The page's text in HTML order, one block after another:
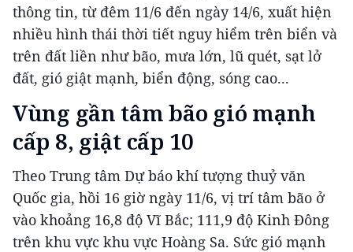
thông tin, từ đêm 11/6 đến ngày 14/6, xuất hiện
nhiều hình thái thời tiết nguy hiểm trên biển và
trên đất liền như bão, mưa lớn, lũ quét, sạt lở
đất, gió giật mạnh, biển động, sóng cao...
Vùng gần tâm bão gió mạnh
cấp 8, giật cấp 10
Theo Trung tâm Dự báo khí tượng thuỷ văn
Quốc gia, hồi 16 giờ ngày 11/6, vị trí tâm bão ở
vào khoảng 16,8 độ Vĩ Bắc; 111,9 độ Kinh Đông
trên khu vực khu vực Hoàng Sa. Sức gió mạnh